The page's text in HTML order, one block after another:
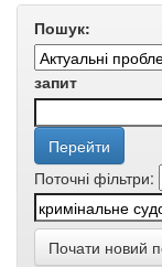
Пошук:
запит
Поточні фільтри:
Почати новий